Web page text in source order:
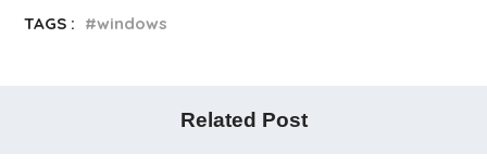
TAGS :
windows
Related Post